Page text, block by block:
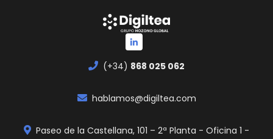
(+34) 868 025 062
hablamos@digiltea.com
Paseo de la Castellana, 101 – 2ª Planta - Oficina 1 -